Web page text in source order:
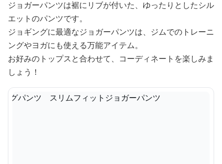
エットのパンツです。
ジョギングに最適なジョガーパンツは、ジムでのトレーニ
ングやヨガにも使える万能アイテム。
お好みのトップスと合わせて、コーディネートを楽しみま
しょう！